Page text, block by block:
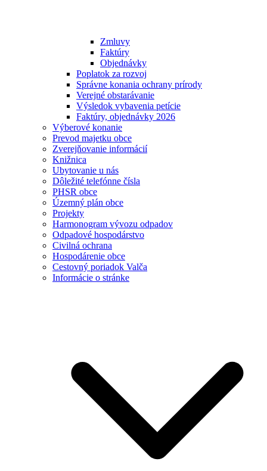
Zmluvy
Faktúry
Objednávky
Poplatok za rozvoj
Správne konania ochrany prírody
Verejné obstarávanie
Výsledok vybavenia petície
Faktúry, objednávky 2026
Výberové konanie
Prevod majetku obce
Zverejňovanie informácií
Knižnica
Ubytovanie u nás
Dôležité telefónne čísla
PHSR obce
Územný plán obce
Projekty
Harmonogram vývozu odpadov
Odpadové hospodárstvo
Civilná ochrana
Hospodárenie obce
Cestovný poriadok Valča
Informácie o stránke